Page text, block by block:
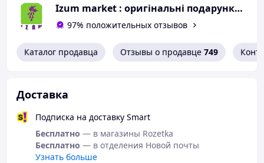
Izum market : оригінальні подарунки | декор і дизайн
97% положительных отзывов
Каталог продавца Отзывы о продавце 749
Доставка
Подписка на доставку Smart
Бесплатно — в магазины Rozetka
Бесплатно — в отделения Новой почты
Узнать больше